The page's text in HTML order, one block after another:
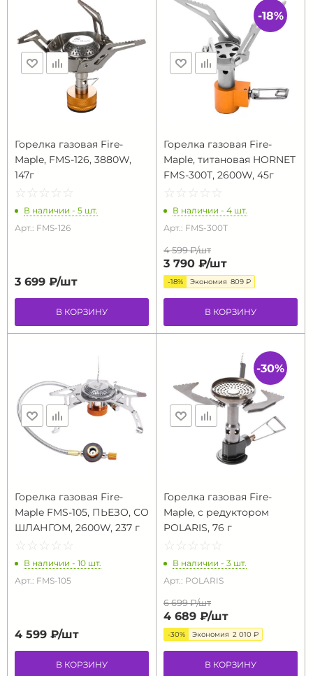
Горелка газовая Fire-
Maple, FMS-126, 3880W,
147г
☆ ☆ ☆ ☆ ☆
★ ★ ★ ★ ★
В наличии - 5 шт.
Арт.: FMS-126
3 699 ₽/шт
В КОРЗИНУ
Горелка газовая Fire-
Maple, титановая HORNET
FMS-300T, 2600W, 45г
☆ ☆ ☆ ☆ ☆
★ ★ ★ ★ ★
В наличии - 4 шт.
Арт.: FMS-300T
4 599 ₽/шт
3 790 ₽/шт
-18% Экономия 809 ₽
В КОРЗИНУ
-18%
Горелка газовая Fire-
Maple FMS-105, ПЬЕЗО, СО
ШЛАНГОМ, 2600W, 237 г
☆ ☆ ☆ ☆ ☆
★ ★ ★ ★ ★
В наличии - 10 шт.
Арт.: FMS-105
4 599 ₽/шт
В КОРЗИНУ
Горелка газовая Fire-
Maple, с редуктором
POLARIS, 76 г
☆ ☆ ☆ ☆ ☆
★ ★ ★ ★ ★
В наличии - 3 шт.
Арт.: POLARIS
6 699 ₽/шт
4 689 ₽/шт
-30% Экономия 2 010 ₽
В КОРЗИНУ
-30%